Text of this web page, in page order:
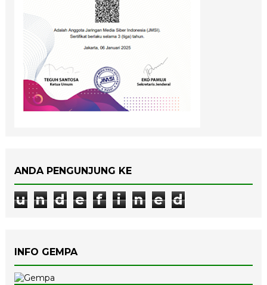
ANDA PENGUNJUNG KE
u n d e f i n e d
INFO GEMPA